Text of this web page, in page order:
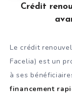
Crédit
Le crédit
Facelia) est un
à ses
financement